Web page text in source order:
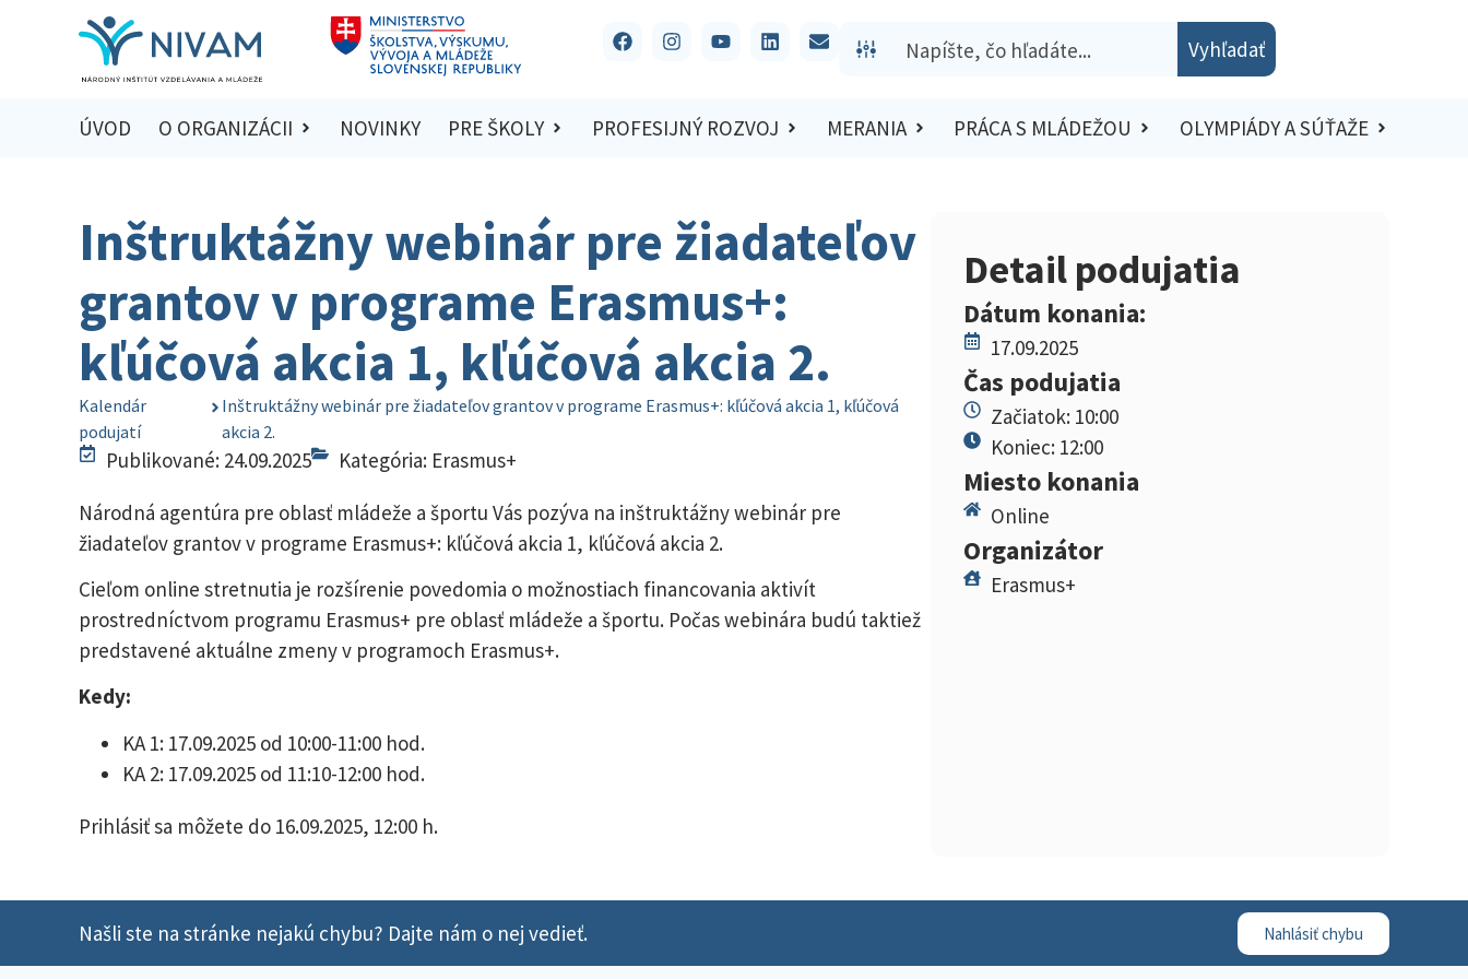
Vyhľadať
ÚVOD O ORGANIZÁCII NOVINKY PRE ŠKOLY PROFESIJNÝ ROZVOJ MERANIA PRÁCA S MLÁDEŽOU OLYMPIÁDY A SÚŤAŽE
Inštruktážny webinár pre žiadateľov
grantov v programe Erasmus+:
kľúčová akcia 1, kľúčová akcia 2.
Kalendár
podujatí
Inštruktážny webinár pre žiadateľov grantov v programe Erasmus+: kľúčová akcia 1, kľúčová
akcia 2.
Publikované: 24.09.2025 Kategória: Erasmus+
Národná agentúra pre oblasť mládeže a športu Vás pozýva na inštruktážny webinár pre
žiadateľov grantov v programe Erasmus+: kľúčová akcia 1, kľúčová akcia 2.
Cieľom online stretnutia je rozšírenie povedomia o možnostiach financovania aktivít
prostredníctvom programu Erasmus+ pre oblasť mládeže a športu. Počas webinára budú taktiež
predstavené aktuálne zmeny v programoch Erasmus+.
Kedy:
KA 1: 17.09.2025 od 10:00-11:00 hod.
KA 2: 17.09.2025 od 11:10-12:00 hod.
Prihlásiť sa môžete do 16.09.2025, 12:00 h.
Detail podujatia
Dátum konania:
17.09.2025
Čas podujatia
Začiatok: 10:00
Koniec: 12:00
Miesto konania
Online
Organizátor
Erasmus+
Našli ste na stránke nejakú chybu? Dajte nám o nej vedieť. Nahlásiť chybu